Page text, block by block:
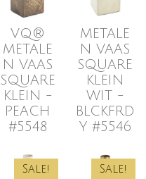
VQ®
METALE
N VAAS
SQUARE
KLEIN -
PEACH
#5548
METALE
N VAAS
SQUARE
KLEIN
WIT -
BLCKFRD
Y #5546
Sale! Sale!